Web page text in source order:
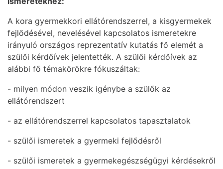
A kora gyermekkori ellátórendszerrel, a kisgyermekek
fejlődésével, nevelésével kapcsolatos ismeretekre
irányuló országos reprezentatív kutatás fő elemét a
szülői kérdőívek jelentették. A szülői kérdőívek az
alábbi fő témakörökre fókuszáltak:
- milyen módon veszik igénybe a szülők az
ellátórendszert
- az ellátórendszerrel kapcsolatos tapasztalatok
- szülői ismeretek a gyermeki fejlődésről
- szülői ismeretek a gyermekegészségügyi kérdésekről